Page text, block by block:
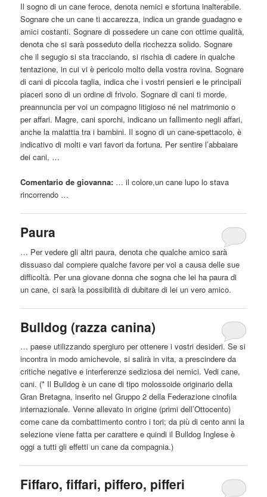
Il sogno di uncane feroce, denota nemici e sfortuna inalterabile.
Sognare che uncane ti accarezza, indica un grande guadagno e
amici costanti. Sognare di possedere uncane con ottime qualità,
denota che si sarà posseduto della ricchezza solido. Sognare
che il segugio si sta tracciando, si rischia di cadere in qualche
tentazione, in cui vi è pericolo molto della vostra rovina. Sognare
di cani di piccola taglia, indica che i vostri pensieri e le principali
piaceri sono di un ordine di frivolo. Sognare di cani ti morde,
preannuncia per voi un compagno litigioso né nel matrimonio o
per affari. Magre, cani sporchi, indicano un fallimento negli affari,
anche la malattia tra i bambini. Il sogno di uncane-spettacolo, è
indicativo di molti e vari favori da fortuna. Per sentire l’abbaiare
dei cani, …
Comentario de giovanna: … il colore,uncane lupo lo stava
rincorrendo …
Paura
… Per vedere gli altri paura, denota che qualche amico sarà
dissuaso dal compiere qualche favore per voi a causa delle sue
difficoltà. Per una giovane donna che sogna che lei ha paura di
uncane, ci sarà la possibilità di dubitare di lei un vero amico.
Bulldog (razza canina)
… paese utilizzando spergiuro per ottenere i vostri desideri. Se si
incontra in modo amichevole, si salirà in vita, a prescindere da
critiche negative e interferenze sediziosa dei nemici. Vedicane,
cani. (* Il Bulldog è uncane di tipo molossoide originario della
Gran Bretagna, inserito nel Gruppo 2 della Federazione cinofila
internazionale. Venne allevato in origine (primi dell’Ottocento)
comecane da combattimento contro i tori; da più di cento anni la
selezione viene fatta per carattere e quindi il Bulldog Inglese è
oggi a tutti gli effetti uncane da compagnia.)
Fiffaro, fiffari, piffero, pifferi